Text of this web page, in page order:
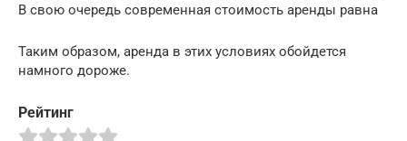
В свою очередь современная стоимость аренды равна
Таким образом, аренда в этих условиях обойдется
намного дороже.
Рейтинг